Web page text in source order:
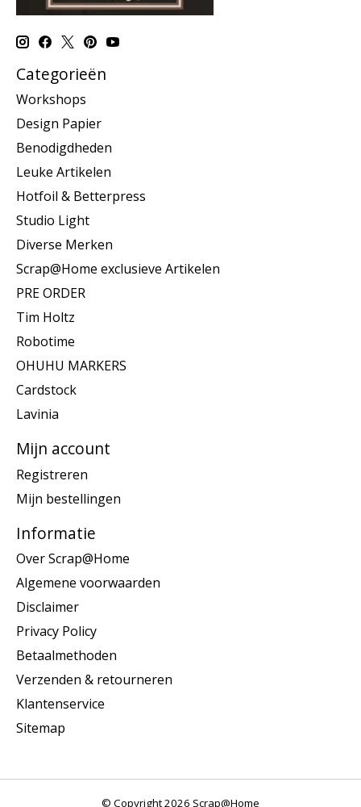
Categorieën
Workshops
Design Papier
Benodigdheden
Leuke Artikelen
Hotfoil & Betterpress
Studio Light
Diverse Merken
Scrap@Home exclusieve Artikelen
PRE ORDER
Tim Holtz
Robotime
OHUHU MARKERS
Cardstock
Lavinia
Mijn account
Registreren
Mijn bestellingen
Informatie
Over Scrap@Home
Algemene voorwaarden
Disclaimer
Privacy Policy
Betaalmethoden
Verzenden & retourneren
Klantenservice
Sitemap
© Copyright 2026 Scrap@Home